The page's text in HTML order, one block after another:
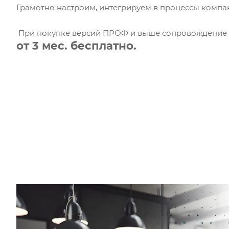
Грамотно настроим, интегрируем в процессы
При покупке версий ПРОФ и выше сопровождение
от 3 мес. бесплатно.